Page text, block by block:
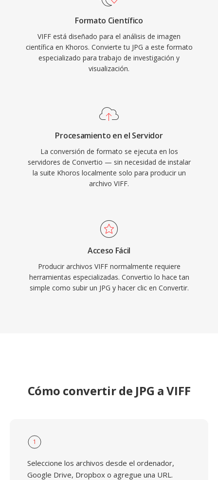
Formato Científico
VIFF está diseñado para el análisis de imagen
científica en Khoros. Convierte tu JPG a este formato
especializado para trabajo de investigación y
visualización.
Procesamiento en el Servidor
La conversión de formato se ejecuta en los
servidores de Convertio — sin necesidad de instalar
la suite Khoros localmente solo para producir un
archivo VIFF.
Acceso Fácil
Producir archivos VIFF normalmente requiere
herramientas especializadas. Convertio lo hace tan
simple como subir un JPG y hacer clic en Convertir.
Cómo convertir de JPG a VIFF
1
Seleccione los archivos desde el ordenador,
Google Drive, Dropbox o agregue una URL.